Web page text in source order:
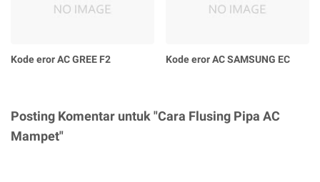
Kode eror AC GREE F2 Kode eror AC SAMSUNG EC
Posting Komentar untuk "Cara Flusing Pipa AC
Mampet"